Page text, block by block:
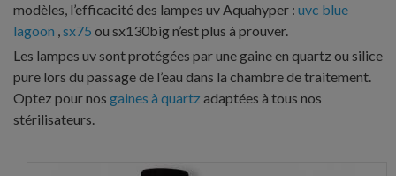
modèles, l’efficacité des lampes uv Aquahyper : uvc blue
lagoon ,sx75 ou sx130big n’est plus à prouver.
Les lampes uv sont protégées par une gaine en quartz ou silice
pure lors du passage de l’eau dans la chambre de traitement.
Optez pour nos gaines à quartz adaptées à tous nos
stérilisateurs.